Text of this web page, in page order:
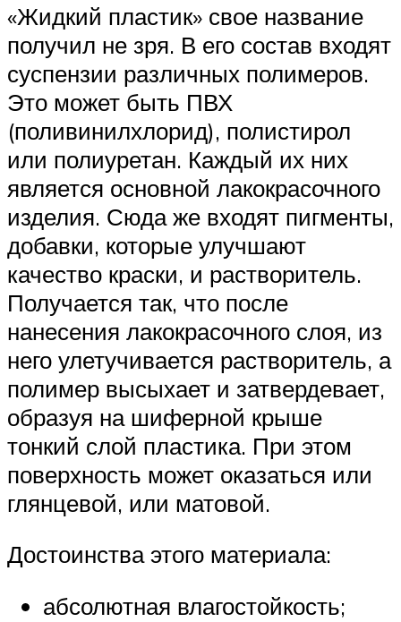
«Жидкий пластик» свое название
получил не зря. В его состав входят
суспензии различных полимеров.
Это может быть ПВХ
(поливинилхлорид), полистирол
или полиуретан. Каждый их них
является основной лакокрасочного
изделия. Сюда же входят пигменты,
добавки, которые улучшают
качество краски, и растворитель.
Получается так, что после
нанесения лакокрасочного слоя, из
него улетучивается растворитель, а
полимер высыхает и затвердевает,
образуя на шиферной крыше
тонкий слой пластика. При этом
поверхность может оказаться или
глянцевой, или матовой.
Достоинства этого материала:
абсолютная влагостойкость;